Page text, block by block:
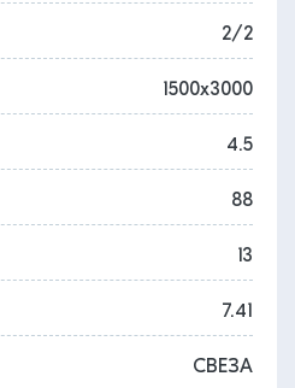
2/2
1500x3000
4.5
88
13
7.41
СВЕЗА